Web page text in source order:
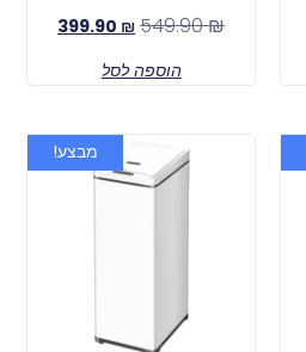
549.90₪
399.90 ₪
הוספה לסל
מבצע!